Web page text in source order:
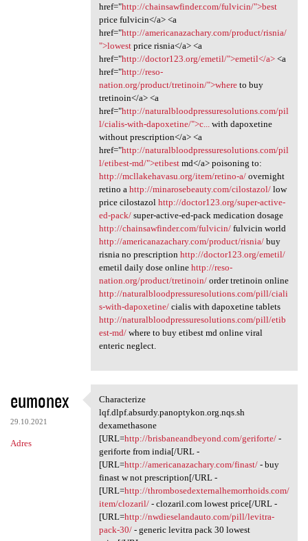
href="http://chainsawfinder.com/fulvicin/">best
price fulvicin</a> <a
href="http://americanazachary.com/product/risnia/
">lowestprice risnia</a> <a
href="http://doctor123.org/emetil/">emetil</a><a
href="http://reso-
nation.org/product/tretinoin/">whereto buy
tretinoin</a> <a
href="http://naturalbloodpressuresolutions.com/pil
l/cialis-with-dapoxetine/">c...
with dapoxetine
without prescription</a> <a
href="http://naturalbloodpressuresolutions.com/pil
l/etibest-md/">etibestmd</a> poisoning to:
http://mcllakehavasu.org/item/retino-a/overnight
retino a http://minarosebeauty.com/cilostazol/low
price cilostazol http://doctor123.org/super-active-
ed-pack/super-active-ed-pack medication dosage
http://chainsawfinder.com/fulvicin/fulvicin world
http://americanazachary.com/product/risnia/buy
risnia no prescription http://doctor123.org/emetil/
emetil daily dose online http://reso-
nation.org/product/tretinoin/order tretinoin online
http://naturalbloodpressuresolutions.com/pill/ciali
s-with-dapoxetine/cialis with dapoxetine tablets
http://naturalbloodpressuresolutions.com/pill/etib
est-md/where to buy etibest md online viral
enteric neglect.
eumonex
29.10.2021
Adres
Characterize lqf.dlpf.absurdy
Characterize
lqf.dlpf.absurdy.panoptykon.org.nqs.sh
dexamethasone
[URL=http://brisbaneandbeyond.com/geriforte/-
geriforte from india[/URL -
[URL=http://americanazachary.com/finast/- buy
finast w not prescription[/URL -
[URL=http://thrombosedexternalhemorrhoids.com/
item/clozaril/- clozaril.com lowest price[/URL -
[URL=http://nwdieselandauto.com/pill/levitra-
pack-30/- generic levitra pack 30 lowest